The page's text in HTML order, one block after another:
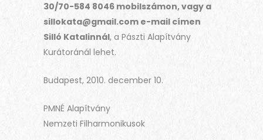
30/70-584 8046 mobilszámon, vagy a
sillokata@gmail.com e-mail címen
Silló Katalinnál, a Pászti Alapítvány
Kurátoránál lehet.
Budapest, 2010. december 10.
PMNÉ Alapítvány
Nemzeti Filharmonikusok